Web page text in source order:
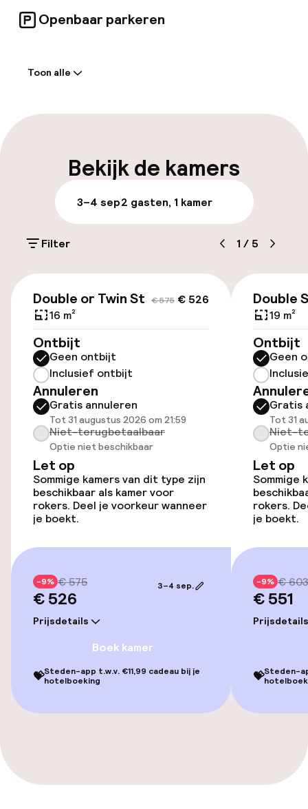
Openbaar parkeren
Meertalige medewerkers
Parkeren & mobiliteit
Parkeergelegenheid op eigen terrein
(buiten)
Openbaar parkeren
Toegankelijkheid
Lift
Kamers
Kamers voor rokers beschikbaar
TV lounge
Eet- en drinkgelegenheden
Restaurant
Bar
Toon alle
Bekijk de kamers
3–4 sep2 gasten, 1 kamer
Filter 1 / 5
€ 575 € 526
Double or Twin Standard
16 m²
Ontbijt
Geen ontbijt
Inclusief ontbijt
Annuleren
Gratis annuleren
Tot 31 augustus 2026 om 21:59
Niet-terugbetaalbaar
Optie niet beschikbaar
Let op
Sommige kamers van dit type zijn
beschikbaar als kamer voor
rokers. Deel je voorkeur wanneer
je boekt.
-9% € 575
€ 526
Prijsdetails
3–4 sep.
Boek kamer
💝Steden-app t.w.v. €11,99 cadeau bij je
hotelboeking
Double
19 m²
Ontbijt
Geen
Gratis
Tot 31
Niet-
Optie
Let op
Sommige
rokers.
je boekt.
-9% € 603
€ 551
Prijsdetails
💝Steden-